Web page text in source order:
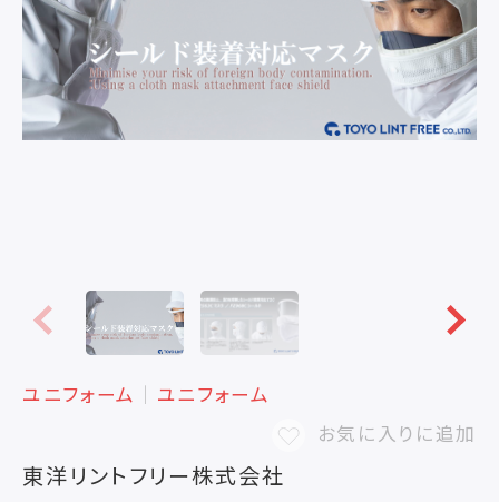
ユニフォーム │ ユニフォーム
お気に入りに追加
東洋リントフリー株式会社